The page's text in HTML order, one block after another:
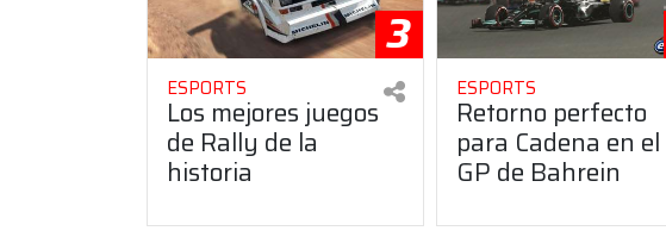
3
ESPORTS
Los mejores juegos
de Rally de la
historia
ESPORTS
Retorno perfecto
para Cadena en el
GP de Bahrein